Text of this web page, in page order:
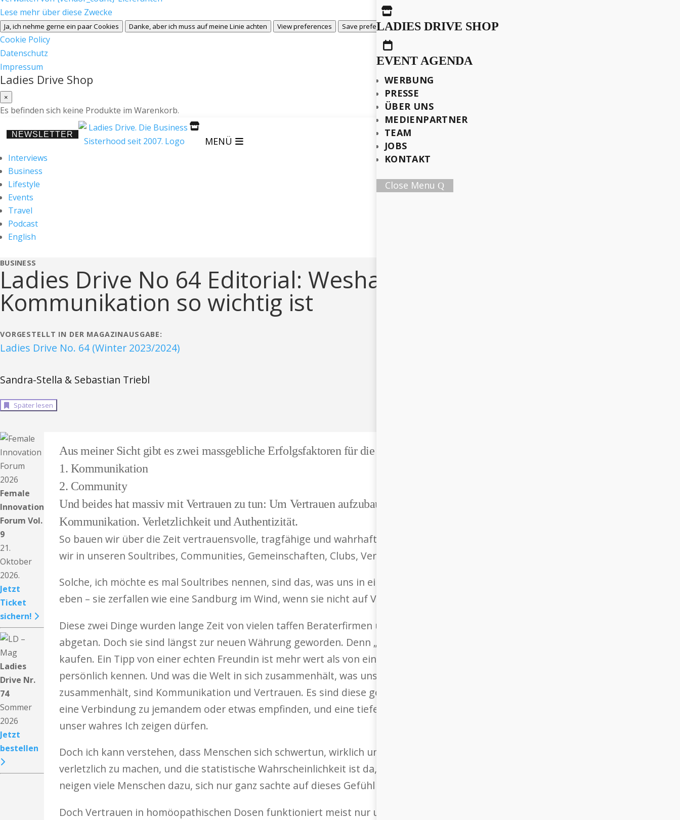
Lese mehr über diese Zwecke
Ja, ich nehme gerne ein paar Cookies Danke, aber ich muss auf meine Linie achten View preferences Save preferences
View preferences
Cookie Policy
Datenschutz
Impressum
Ladies Drive Shop
×
Es befinden sich keine Produkte im Warenkorb.
NEWSLETTER

MENÜ
Interviews
Business
Lifestyle
Events
Travel
Podcast
English

LADIES DRIVE SHOP

EVENT AGENDA
WERBUNG
PRESSE
ÜBER UNS
MEDIENPARTNER
TEAM
JOBS
KONTAKT
Close Menu
BUSINESS
Ladies Drive No 64 Editorial: Weshalb
Kommunikation so wichtig ist
VORGESTELLT IN DER MAGAZINAUSGABE:
Ladies Drive No. 64 (Winter 2023/2024)
Sandra-Stella & Sebastian Triebl
Später lesen
Female
Innovation
Forum Vol.
9
21.
Oktober
2026.
Jetzt
Ticket
sichern!
Ladies
Drive Nr.
74
Sommer
2026
Jetzt
bestellen
Aus meiner Sicht gibt es zwei massgebliche Erfolgsfaktoren für die Zukunft, und diese lauten:
1. Kommunikation
2. Community
Und beides hat massiv mit Vertrauen zu tun: Um Vertrauen aufzubauen, braucht es einen Dialog. Viel
Kommunikation. Verletzlichkeit und Authentizität.
So bauen wir über die Zeit vertrauensvolle, tragfähige und wahrhafte Beziehungen auf. Diese Beziehungen leben
wir in unseren Soultribes, Communities, Gemeinschaften, Clubs, Vereinigungen, Familien.
Solche, ich möchte es mal Soultribes nennen, sind das, was uns in einer hochkomplexen Welt Sicherheit gibt. Doch
eben – sie zerfallen wie eine Sandburg im Wind, wenn sie nicht auf Vertrauen aufgebaut sind.
Diese zwei Dinge wurden lange Zeit von vielen taffen Beraterfirmen und Top-Managern als weiche Faktoren
abgetan. Doch sie sind längst zur neuen Währung geworden. Denn „Trusted Brands“ sind jene, von denen wir
kaufen. Ein Tipp von einer echten Freundin ist mehr wert als von einer der vielen Influencerinnen, die wir nicht
persönlich kennen. Und was die Welt in sich zusammenhält, was unsere Familien und Soultribes wie ein Klebstoff
zusammenhält, sind Kommunikation und Vertrauen. Es sind diese geheimen Zutaten, die dazu führen, dass wir
eine Verbindung zu jemandem oder etwas empfinden, und eine tiefe Verbindung wiederum führt dazu, dass wir
unser wahres Ich zeigen dürfen.
Doch ich kann verstehen, dass Menschen sich schwertun, wirklich und wahrhaftig zu vertrauen. Weil es scheint
verletzlich zu machen, und die statistische Wahrscheinlichkeit ist da, dass wir enttäuscht werden, leiden. Deshalb
neigen viele Menschen dazu, sich nur ganz sachte auf dieses Gefühl einzulassen.
Doch Vertrauen in homöopathischen Dosen funktioniert meist nur unzureichend. Es braucht Radikalität. Gemäss